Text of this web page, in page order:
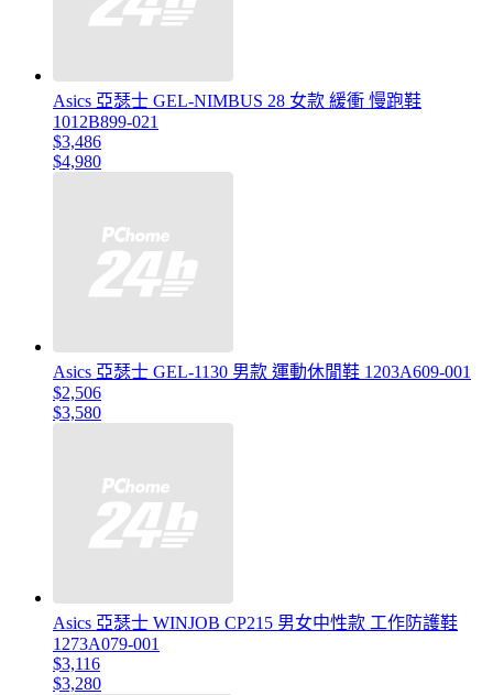
Asics 亞瑟士 GEL-NIMBUS 28 女款 緩衝 慢跑鞋
1012B899-021
$3,486
$4,980
Asics 亞瑟士 GEL-1130 男款 運動休閒鞋 1203A609-001
$2,506
$3,580
Asics 亞瑟士 WINJOB CP215 男女中性款 工作防護鞋
1273A079-001
$3,116
$3,280